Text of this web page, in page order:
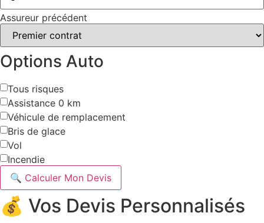
Assureur précédent
Options Auto
Tous risques
Assistance 0 km
Véhicule de remplacement
Bris de glace
Vol
Incendie
🔍 Calculer Mon Devis
💰 Vos Devis Personnalisés